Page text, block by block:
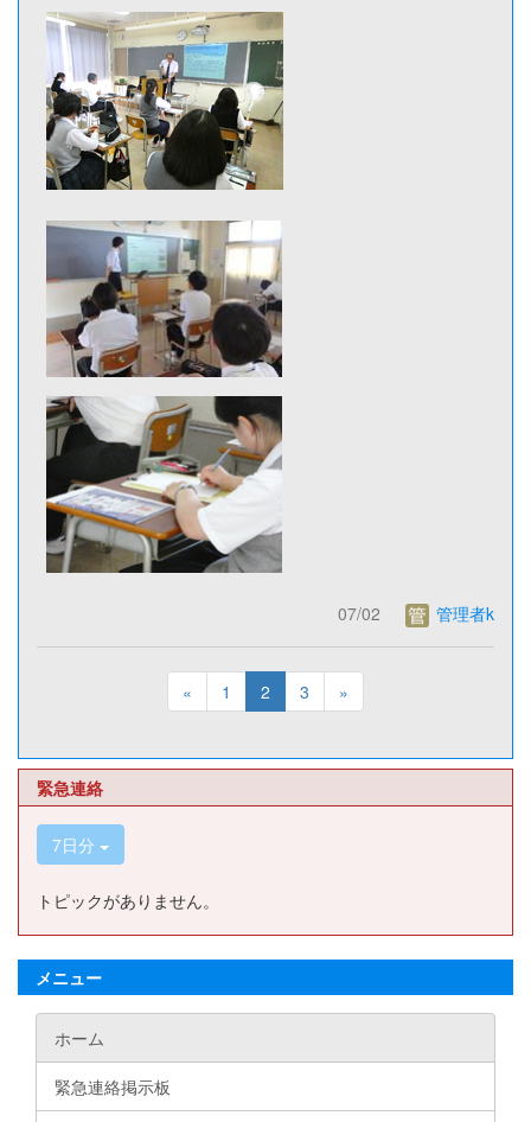
07/02 管理者k
« 1 2 3 »
緊急連絡
7日分
トピックがありません。
メニュー
ホーム
緊急連絡掲示板